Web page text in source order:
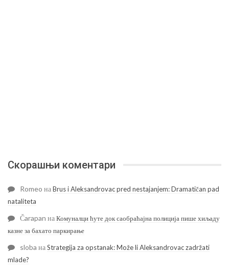
Скорашњи коментари
Romeo наBrus i Aleksandrovac pred nestajanjem: Dramatičan pad
nataliteta
Čarapan наКомуналци ћуте док саобраћајна полиција пише хиљаду
казне за бахато паркирање
sloba наStrategija za opstanak: Može li Aleksandrovac zadržati
mlade?